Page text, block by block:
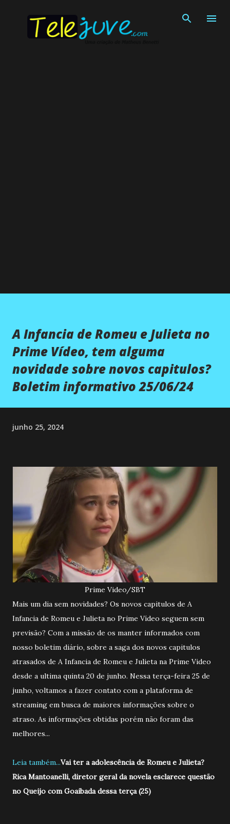
A Infancia de Romeu e Julieta no
Prime Vídeo, tem alguma
novidade sobre novos capitulos?
Boletim informativo 25/06/24
junho 25, 2024
Prime Video/SBT
Mais um dia sem novidades? Os novos capitulos de A
Infancia de Romeu e Julieta no Prime Vídeo seguem sem
previsão? Com a missão de os manter informados com
nosso boletim diário, sobre a saga dos novos capitulos
atrasados de A Infancia de Romeu e Julieta na Prime Video
desde a ultima quinta 20 de junho. Nessa terça-feira 25 de
junho, voltamos a fazer contato com a plataforma de
streaming em busca de maiores informações sobre o
atraso. As informações obtidas porém não foram das
melhores...
Leia também...Vai ter a adolescência de Romeu e Julieta?
Rica Mantoanelli, diretor geral da novela esclarece questão
no Queijo com Goaibada dessa terça (25)